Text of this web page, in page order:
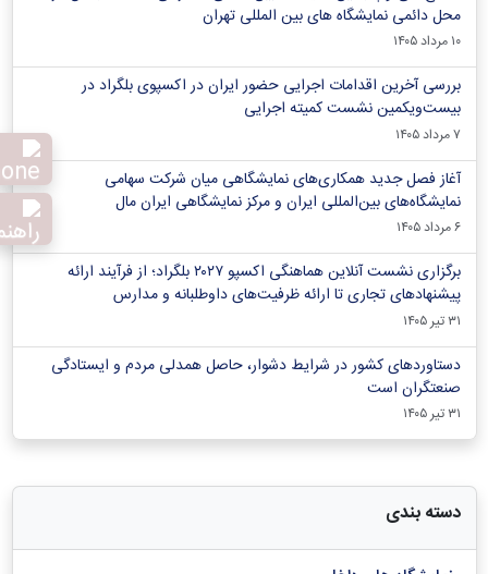
محل دائمی نمایشگاه های بین المللی تهران
۱۰ مرداد ۱۴۰۵
بررسی آخرین اقدامات اجرایی حضور ایران در اکسپوی بلگراد در
بیست‌ویکمین نشست کمیته اجرایی
۷ مرداد ۱۴۰۵
آغاز فصل جدید همکاری‌های نمایشگاهی میان شرکت سهامی
نمایشگاه‌های بین‌المللی ایران و مرکز نمایشگاهی ایران‌ مال
۶ مرداد ۱۴۰۵
برگزاری نشست آنلاین هماهنگی اکسپو ۲۰۲۷ بلگراد؛ از فرآیند ارائه
پیشنهادهای تجاری تا ارائه ظرفیت‌های داوطلبانه و مدارس
۳۱ تیر ۱۴۰۵
دستاوردهای کشور در شرایط دشوار، حاصل همدلی مردم و ایستادگی
صنعتگران است
۳۱ تیر ۱۴۰۵
دسته بندی